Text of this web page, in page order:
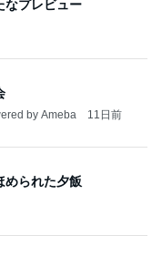
なプレビュー
by Ameba 11日前
められた夕飯